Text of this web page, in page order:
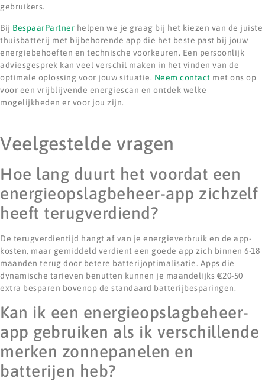
gebruikers.
Bij BespaarPartner helpen we je graag bij het kiezen van de juiste
thuisbatterij met bijbehorende app die het beste past bij jouw
energiebehoeften en technische voorkeuren. Een persoonlijk
adviesgesprek kan veel verschil maken in het vinden van de
optimale oplossing voor jouw situatie. Neem contact met ons op
voor een vrijblijvende energiescan en ontdek welke
mogelijkheden er voor jou zijn.
Veelgestelde vragen
Hoe lang duurt het voordat een
energieopslagbeheer-app zichzelf
heeft terugverdiend?
De terugverdientijd hangt af van je energieverbruik en de app-
kosten, maar gemiddeld verdient een goede app zich binnen 6-18
maanden terug door betere batterijoptimalisatie. Apps die
dynamische tarieven benutten kunnen je maandelijks €20-50
extra besparen bovenop de standaard batterijbesparingen.
Kan ik een energieopslagbeheer-
app gebruiken als ik verschillende
merken zonnepanelen en
batterijen heb?